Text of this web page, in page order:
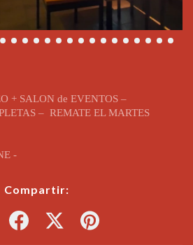
+ SALON de EVENTOS –
– REMATE EL MARTES
-
Compartir: